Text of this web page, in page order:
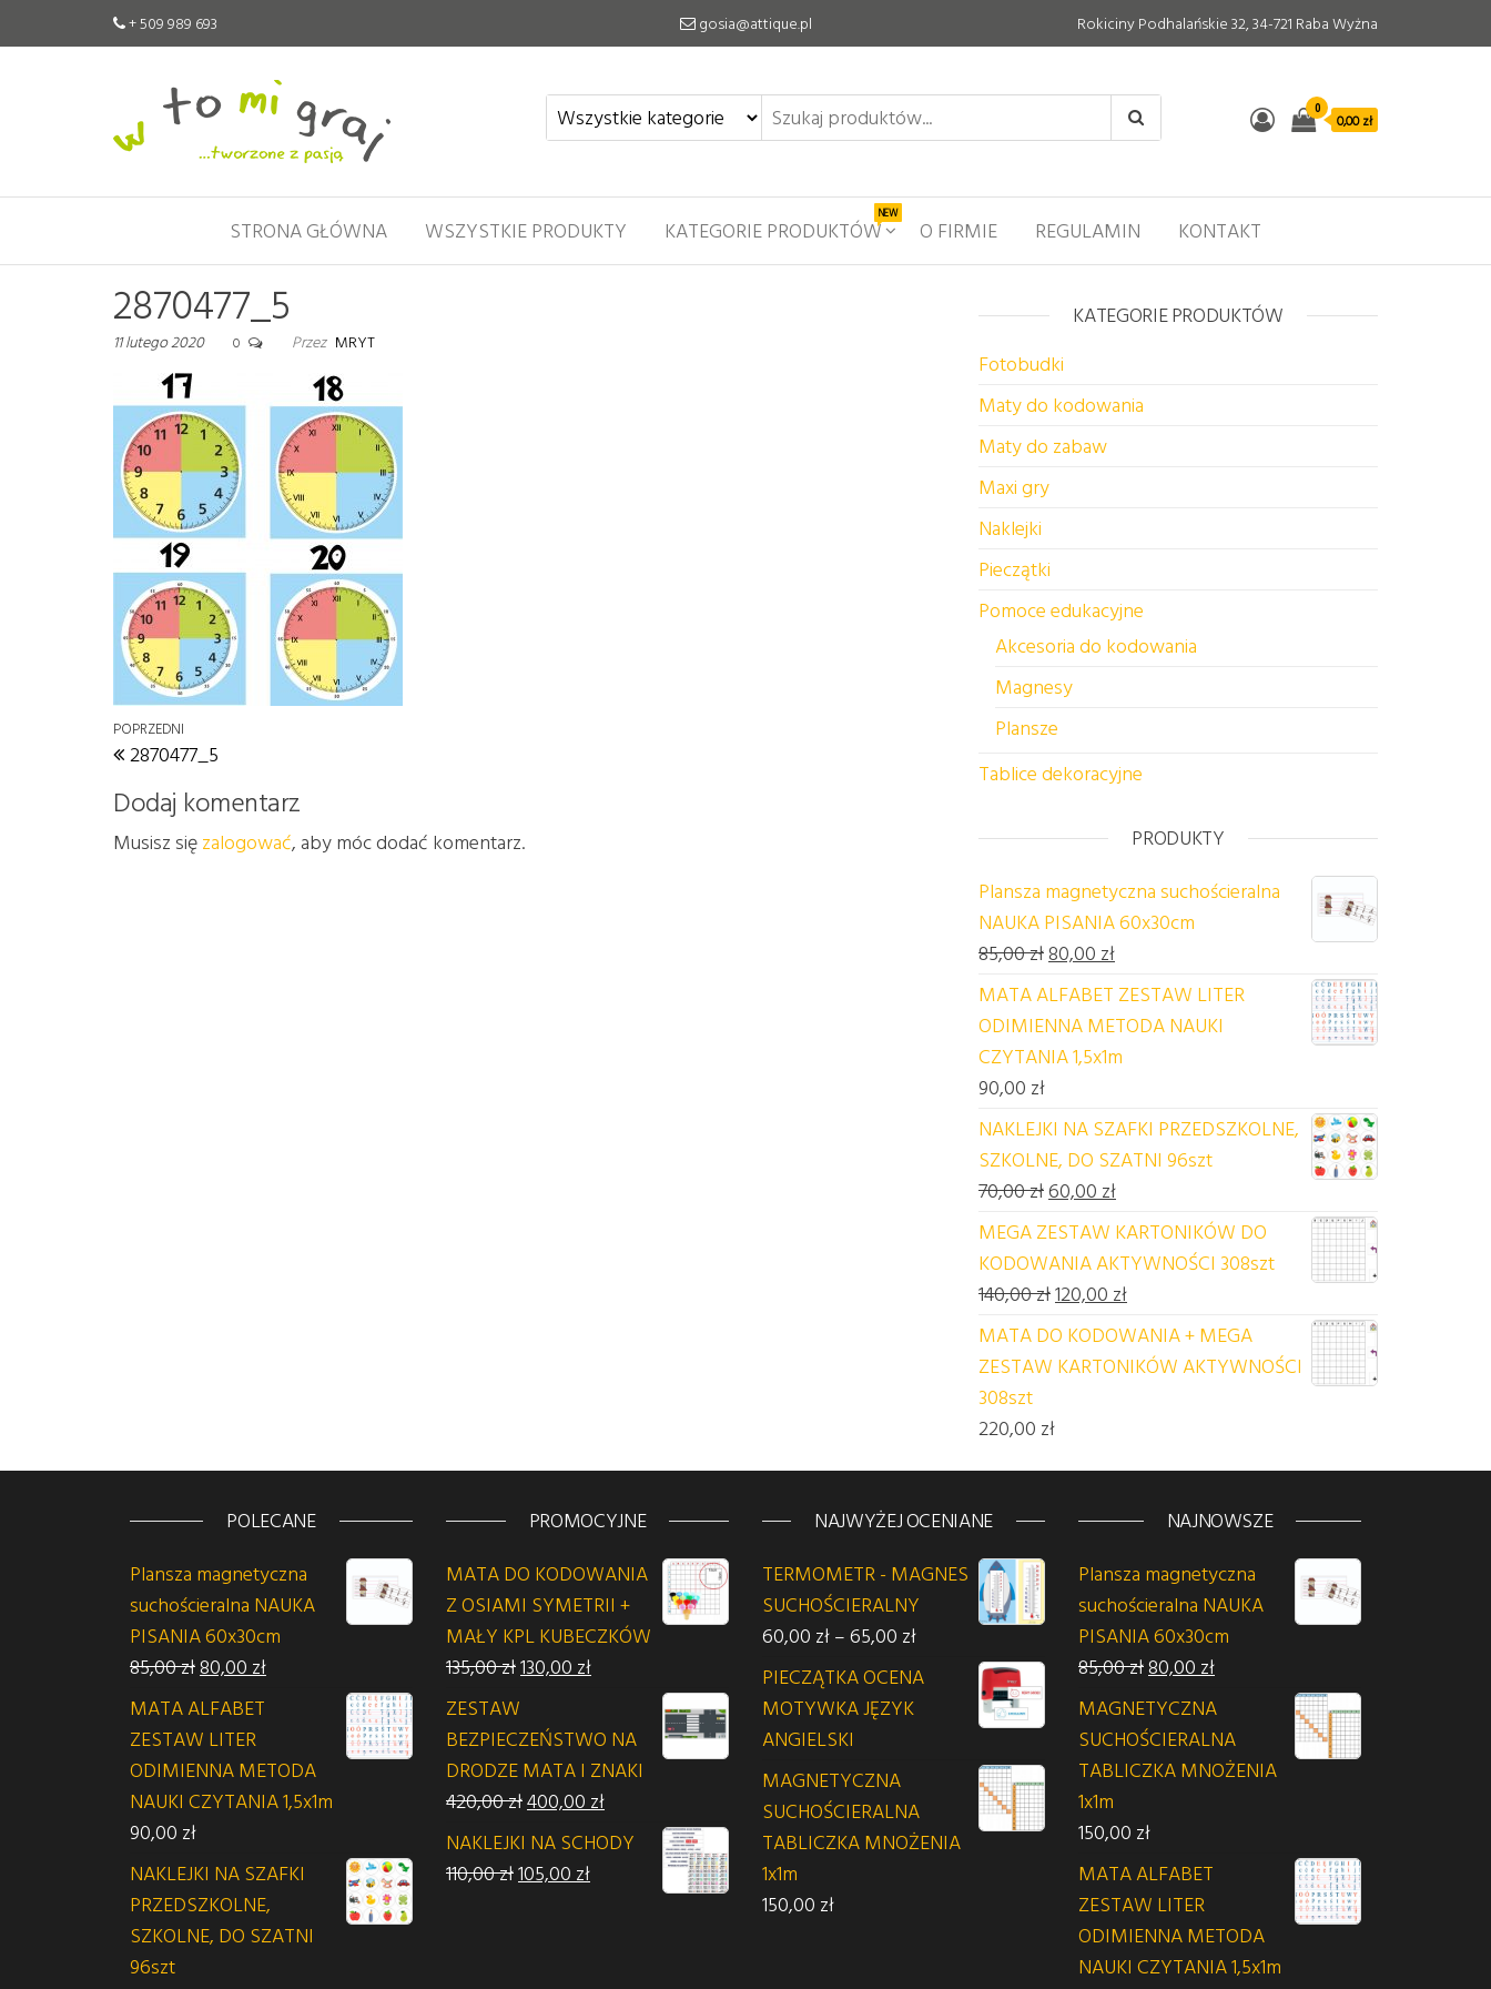
+ 509 989 693 gosia@attique.pl Rokiciny Podhalańskie 32, 34-721 Raba Wyżna
graj
0
0,00 zł
STRONA GŁÓWNA WSZYSTKIE PRODUKTY KATEGORIE PRODUKTÓW
NEW
O FIRMIE REGULAMIN KONTAKT
2870477_5
11 lutego 2020 0 Przez MRYT
Nawigacja wpisu
Poprzedni wpis
POPRZEDNI
2870477_5
Dodaj komentarz
Musisz sięzalogować, aby móc dodać komentarz.
KATEGORIE PRODUKTÓW
Fotobudki
Maty do kodowania
Maty do zabaw
Maxi gry
Naklejki
Pieczątki
Pomoce edukacyjne
Akcesoria do kodowania
Magnesy
Plansze
Tablice dekoracyjne
PRODUKTY
Plansza magnetyczna suchościeralna
NAUKA PISANIA 60x30cm
85,00złPierwotna cena wynosiła: 85,00 zł.
80,00 złAktualna cena wynosi: 80,00 zł.
MATA ALFABET ZESTAW LITER
ODIMIENNA METODA NAUKI
CZYTANIA 1,5x1m
90,00 zł
NAKLEJKI NA SZAFKI PRZEDSZKOLNE,
SZKOLNE, DO SZATNI 96szt
70,00złPierwotna cena wynosiła: 70,00 zł.
60,00 złAktualna cena wynosi: 60,00 zł.
MEGA ZESTAW KARTONIKÓW DO
KODOWANIA AKTYWNOŚCI 308szt
140,00złPierwotna cena wynosiła: 140,00 zł.
120,00 złAktualna cena wynosi: 120,00 zł.
MATA DO KODOWANIA + MEGA
ZESTAW KARTONIKÓW AKTYWNOŚCI
308szt
220,00 zł
POLECANE
Plansza magnetyczna
suchościeralna NAUKA
PISANIA 60x30cm
85,00złPierwotna cena wynosiła: 85,00 zł.
80,00 złAktualna cena wynosi: 80,00 zł.
MATA ALFABET
ZESTAW LITER
ODIMIENNA METODA
NAUKI CZYTANIA 1,5x1m
90,00 zł
NAKLEJKI NA SZAFKI
PRZEDSZKOLNE,
SZKOLNE, DO SZATNI
96szt
PROMOCYJNE
MATA DO KODOWANIA
Z OSIAMI SYMETRII +
MAŁY KPL KUBECZKÓW
135,00złPierwotna cena wynosiła: 135,00 zł.
130,00 złAktualna cena wynosi: 130,00 zł.
ZESTAW
BEZPIECZEŃSTWO NA
DRODZE MATA I ZNAKI
420,00złPierwotna cena wynosiła: 420,00 zł.
400,00 złAktualna cena wynosi: 400,00 zł.
NAKLEJKI NA SCHODY
110,00złPierwotna cena wynosiła: 110,00 zł.
105,00 złAktualna cena wynosi: 105,00 zł.
NAJWYŻEJ OCENIANE
TERMOMETR - MAGNES
SUCHOŚCIERALNY
60,00 zł–65,00 złZakres cen: od 60,00 zł do 65,00 zł
PIECZĄTKA OCENA
MOTYWKA JĘZYK
ANGIELSKI
MAGNETYCZNA
SUCHOŚCIERALNA
TABLICZKA MNOŻENIA
1x1m
150,00 zł
NAJNOWSZE
Plansza magnetyczna
suchościeralna NAUKA
PISANIA 60x30cm
85,00złPierwotna cena wynosiła: 85,00 zł.
80,00 złAktualna cena wynosi: 80,00 zł.
MAGNETYCZNA
SUCHOŚCIERALNA
TABLICZKA MNOŻENIA
1x1m
150,00 zł
MATA ALFABET
ZESTAW LITER
ODIMIENNA METODA
NAUKI CZYTANIA 1,5x1m